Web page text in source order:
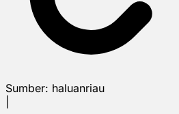
Sumber: haluanriau